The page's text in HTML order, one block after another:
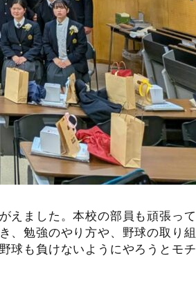
えました。本校の部員も頑張って
、勉強のやり方や、野球の取り組
球も負けないようにやろうとモチ